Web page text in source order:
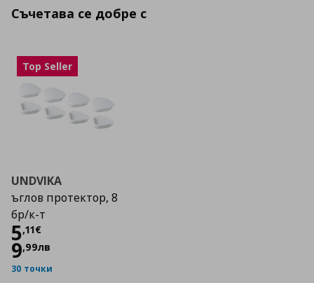
Съчетава се добре с
Top Seller
UNDVIKA
ъглов протектор, 8
бр/к-т
5,11€
Цена
9,99лв
30 точки